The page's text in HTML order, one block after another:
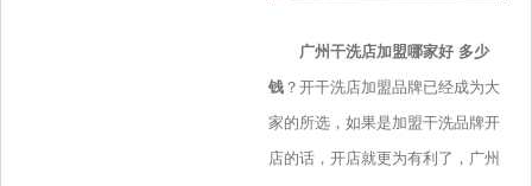
广州干洗店加盟哪家好 多少
钱？开干洗店加盟品牌已经成为大
家的所选，如果是加盟干洗品牌开
店的话，开店就更为有利了，广州